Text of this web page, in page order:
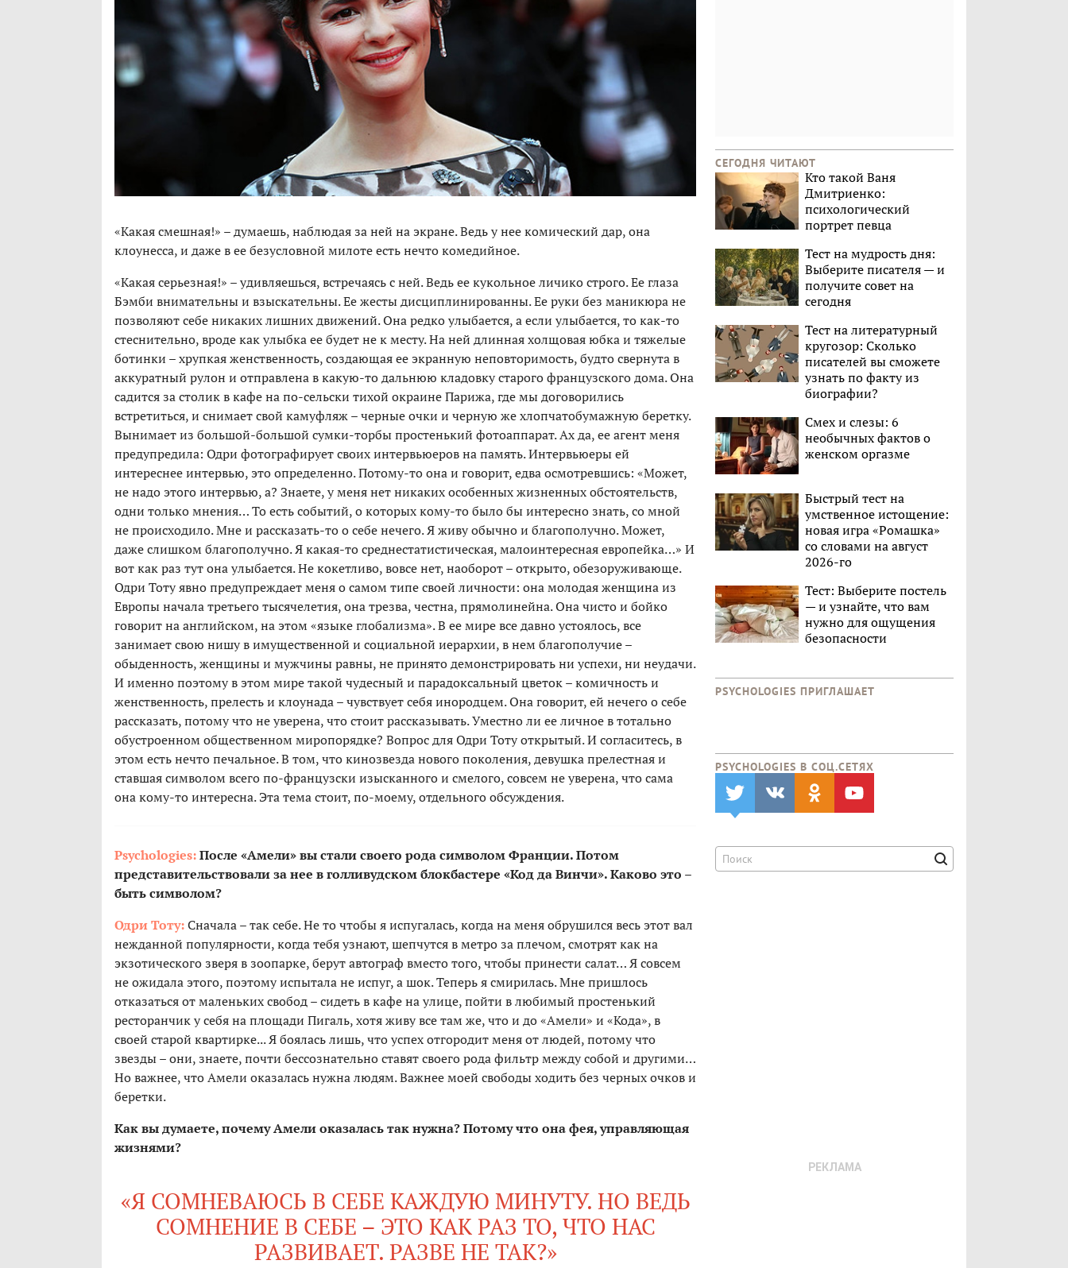
«Какая смешная!» – думаешь, наблюдая за ней на экране. Ведь у нее комический дар, она
клоунесса, и даже в ее безусловной милоте есть нечто комедийное.
«Какая серьезная!» – удивляешься, встречаясь с ней. Ведь ее кукольное личико строго. Ее глаза
Бэмби внимательны и взыскательны. Ее жесты дисциплинированны. Ее руки без маникюра не
позволяют себе никаких лишних движений. Она редко улыбается, а если улыбается, то как-то
стеснительно, вроде как улыбка ее будет не к месту. На ней длинная холщовая юбка и тяжелые
ботинки – хрупкая женственность, создающая ее экранную неповторимость, будто свернута в
аккуратный рулон и отправлена в какую-то дальнюю кладовку старого французского дома. Она
садится за столик в кафе на по-сельски тихой окраине Парижа, где мы договорились
встретиться, и снимает свой камуфляж – черные очки и черную же хлопчатобумажную беретку.
Вынимает из большой-большой сумки-торбы простенький фотоаппарат. Ах да, ее агент меня
предупредила: Одри фотографирует своих интервьюеров на память. Интервьюеры ей
интереснее интервью, это определенно. Потому-то она и говорит, едва осмотревшись: «Может,
не надо этого интервью, а? Знаете, у меня нет никаких особенных жизненных обстоятельств,
одни только мнения… То есть событий, о которых кому-то было бы интересно знать, со мной
не происходило. Мне и рассказать-то о себе нечего. Я живу обычно и благополучно. Может,
даже слишком благополучно. Я какая-то среднестатистическая, малоинтересная европейка…» И
вот как раз тут она улыбается. Не кокетливо, вовсе нет, наоборот – открыто, обезоруживающе.
Одри Тоту явно предупреждает меня о самом типе своей личности: она молодая женщина из
Европы начала третьего тысячелетия, она трезва, честна, прямолинейна. Она чисто и бойко
говорит на английском, на этом «языке глобализма». В ее мире все давно устоялось, все
занимает свою нишу в имущественной и социальной иерархии, в нем благополучие –
обыденность, женщины и мужчины равны, не принято демонстрировать ни успехи, ни неудачи.
И именно поэтому в этом мире такой чудесный и парадоксальный цветок – комичность и
женственность, прелесть и клоунада – чувствует себя инородцем. Она говорит, ей нечего о себе
рассказать, потому что не уверена, что стоит рассказывать. Уместно ли ее личное в тотально
обустроенном общественном миропорядке? Вопрос для Одри Тоту открытый. И согласитесь, в
этом есть нечто печальное. В том, что кинозвезда нового поколения, девушка прелестная и
ставшая символом всего по-французски изысканного и смелого, совсем не уверена, что сама
она кому-то интересна. Эта тема стоит, по-моему, отдельного обсуждения.
Psychologies:После «Амели» вы стали своего рода символом Франции. Потом
представительствовали за нее в голливудском блокбастере «Код да Винчи». Каково это –
быть символом?
Одри Тоту:Сначала – так себе. Не то чтобы я испугалась, когда на меня обрушился весь этот вал
нежданной популярности, когда тебя узнают, шепчутся в метро за плечом, смотрят как на
экзотического зверя в зоопарке, берут автограф вместо того, чтобы принести салат… Я совсем
не ожидала этого, поэтому испытала не испуг, а шок. Теперь я смирилась. Мне пришлось
отказаться от маленьких свобод – сидеть в кафе на улице, пойти в любимый простенький
ресторанчик у себя на площади Пигаль, хотя живу все там же, что и до «Амели» и «Кода», в
своей старой квартирке... Я боялась лишь, что успех отгородит меня от людей, потому что
звезды – они, знаете, почти бессознательно ставят своего рода фильтр между собой и другими…
Но важнее, что Амели оказалась нужна людям. Важнее моей свободы ходить без черных очков и
беретки.
Как вы думаете, почему Амели оказалась так нужна? Потому что она фея, управляющая
жизнями?
«Я СОМНЕВАЮСЬ В СЕБЕ КАЖДУЮ МИНУТУ. НО ВЕДЬ
СОМНЕНИЕ В СЕБЕ – ЭТО КАК РАЗ ТО, ЧТО НАС
РАЗВИВАЕТ. РАЗВЕ НЕ ТАК?»
СЕГОДНЯ ЧИТАЮТ
Кто такой Ваня
Дмитриенко:
психологический
портрет певца
Тест на мудрость дня:
Выберите писателя — и
получите совет на
сегодня
Тест на литературный
кругозор: Сколько
писателей вы сможете
узнать по факту из
биографии?
Смех и слезы: 6
необычных фактов о
женском оргазме
Быстрый тест на
умственное истощение:
новая игра «Ромашка»
со словами на август
2026-го
Тест: Выберите постель
— и узнайте, что вам
нужно для ощущения
безопасности
PSYCHOLOGIES ПРИГЛАШАЕТ
PSYCHOLOGIES В CОЦ.СЕТЯХ